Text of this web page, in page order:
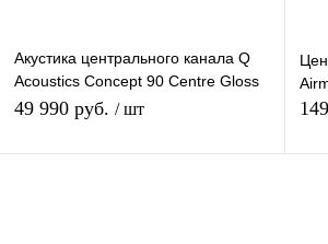
Акустика центрального канала Q
Acoustics Concept 90 Centre Gloss
White
49 990 руб. / шт